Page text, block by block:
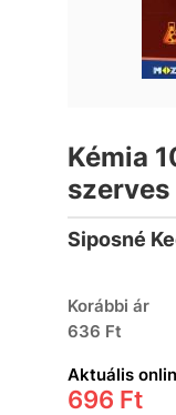
Kémia
szerves
Siposné
Korábbi ár
636 Ft
Aktuális
696 Ft